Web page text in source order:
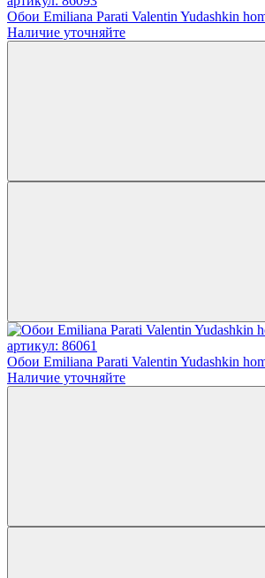
Обои Emiliana Parati Valentin Yudashkin
Наличие уточняйте
артикул: 86061
Обои Emiliana Parati Valentin Yudashkin
Наличие уточняйте